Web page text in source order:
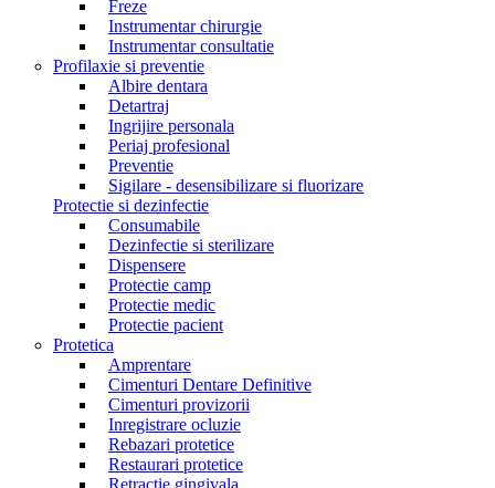
Freze
Instrumentar chirurgie
Instrumentar consultatie
Profilaxie si preventie
Albire dentara
Detartraj
Ingrijire personala
Periaj profesional
Preventie
Sigilare - desensibilizare si fluorizare
Protectie si dezinfectie
Consumabile
Dezinfectie si sterilizare
Dispensere
Protectie camp
Protectie medic
Protectie pacient
Protetica
Amprentare
Cimenturi Dentare Definitive
Cimenturi provizorii
Inregistrare ocluzie
Rebazari protetice
Restaurari protetice